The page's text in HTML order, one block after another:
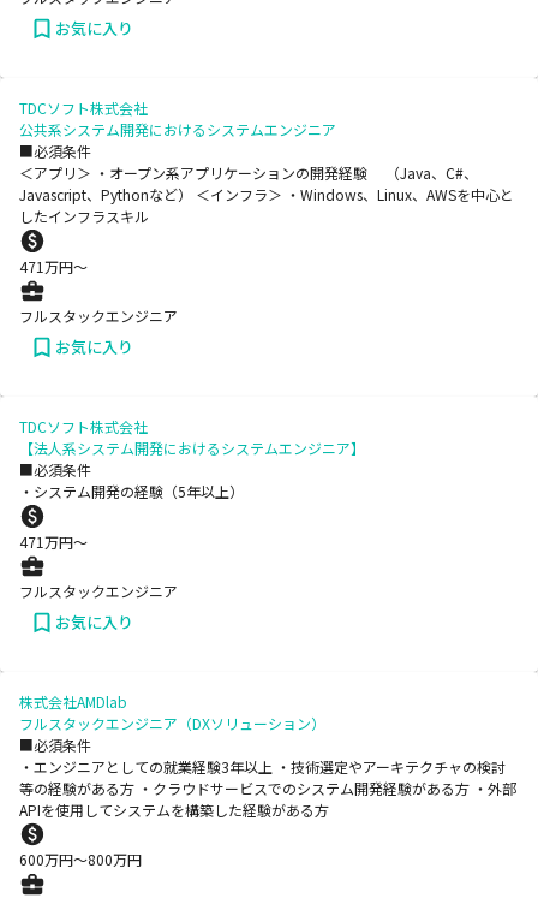
お気に入り
TDCソフト株式会社
公共系システム開発におけるシステムエンジニア
■必須条件
＜アプリ＞ ・オープン系アプリケーションの開発経験 （Java、C#、
Javascript、Pythonなど） ＜インフラ＞ ・Windows、Linux、AWSを中心と
したインフラスキル
471万円〜
フルスタックエンジニア
お気に入り
TDCソフト株式会社
【法人系システム開発におけるシステムエンジニア】
■必須条件
・システム開発の経験（5年以上）
471万円〜
フルスタックエンジニア
お気に入り
株式会社AMDlab
フルスタックエンジニア（DXソリューション）
■必須条件
・エンジニアとしての就業経験3年以上 ・技術選定やアーキテクチャの検討
等の経験がある方 ・クラウドサービスでのシステム開発経験がある方 ・外部
APIを使用してシステムを構築した経験がある方
600万円〜800万円